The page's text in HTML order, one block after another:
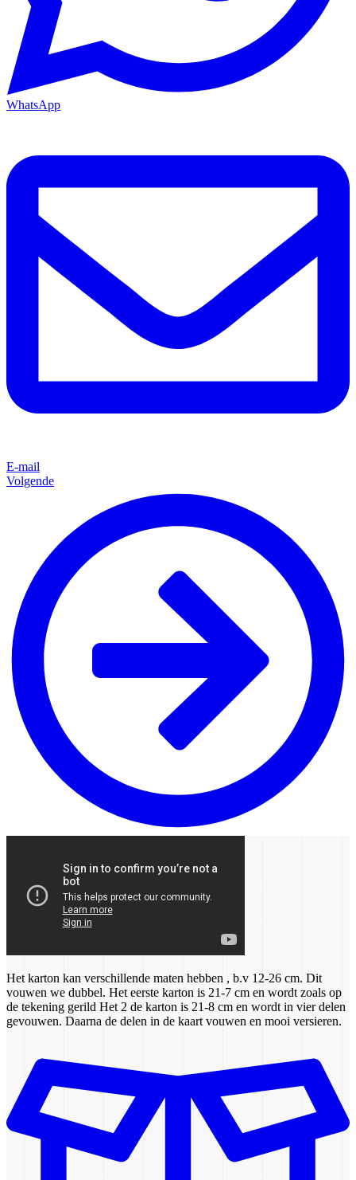
WhatsApp
E-mail
Volgende
Het karton kan verschillende maten hebben , b.v 12-26 cm. Dit
vouwen we dubbel. Het eerste karton is 21-7 cm en wordt zoals op
de tekening gerild Het 2 de karton is 21-8 cm en wordt in vier delen
gevouwen. Daarna de delen in de kaart vouwen en mooi versieren.